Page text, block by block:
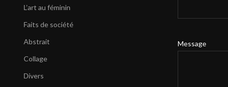
L’art au féminin
Faits de société
Abstrait
Collage
Divers
Message